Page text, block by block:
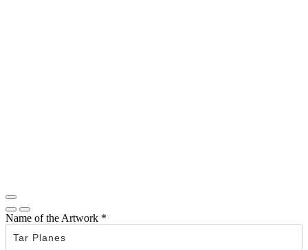
Name of the Artwork *